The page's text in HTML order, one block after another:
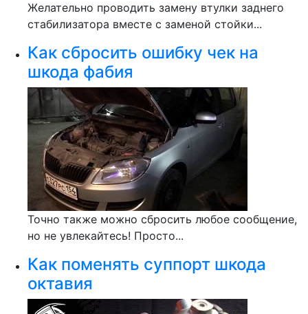
Желательно проводить замену втулки заднего
стабилизатора вместе с заменой стойки...
Как сбросить ошибку чек на
шкода фабия
Точно также можно сбросить любое сообщение,
но не увлекайтесь! Просто...
Как поменять суппорт шкода
октавия